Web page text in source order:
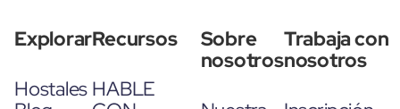
Explorar
Hostales
Recursos
HABLE
Sobre
nosotros
Trabaja con
nosotros